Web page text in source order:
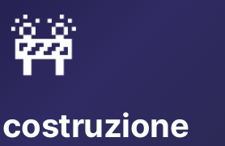
🚧